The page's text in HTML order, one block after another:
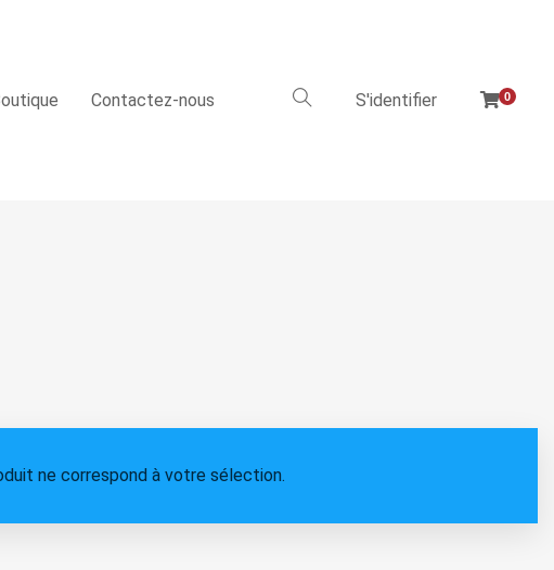
Contactez-nous S'identifier 0
ne correspond à votre sélection.